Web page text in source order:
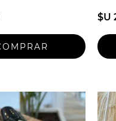
$U